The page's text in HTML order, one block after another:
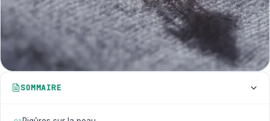
SOMMAIRE